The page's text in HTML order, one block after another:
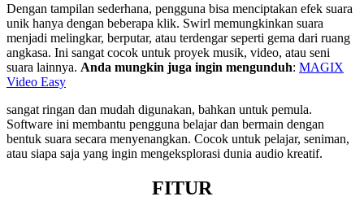
Dengan tampilan sederhana, pengguna bisa menciptakan efek suara
unik hanya dengan beberapa klik. Swirl memungkinkan suara
menjadi melingkar, berputar, atau terdengar seperti gema dari ruang
angkasa. Ini sangat cocok untuk proyek musik, video, atau seni
suara lainnya. Anda mungkin juga ingin mengunduh: MAGIX
Video Easy
sangat ringan dan mudah digunakan, bahkan untuk pemula.
Software ini membantu pengguna belajar dan bermain dengan
bentuk suara secara menyenangkan. Cocok untuk pelajar, seniman,
atau siapa saja yang ingin mengeksplorasi dunia audio kreatif.
FITUR